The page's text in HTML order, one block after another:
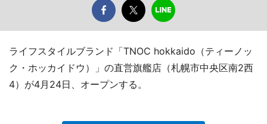
ライフスタイルブランド「TNOC hokkaido（ティーノッ
ク・ホッカイドウ）」の直営旗艦店（札幌市中央区南2西
4）が4月24日、オープンする。